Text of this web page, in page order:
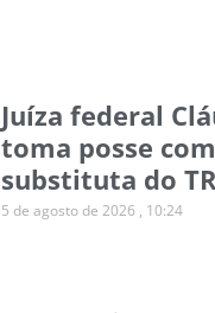
Juíza federal
toma posse
substituta do
5 de agosto de 2026 10:24